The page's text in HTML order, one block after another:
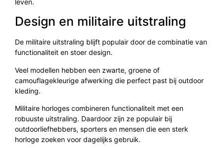
Design en militaire uitstraling
De militaire uitstraling blijft populair door de combinatie van
functionaliteit en stoer design.
Veel modellen hebben een zwarte, groene of
camouflagekleurige afwerking die perfect past bij outdoor
kleding.
Militaire horloges combineren functionaliteit met een
robuuste uitstraling. Daardoor zijn ze populair bij
outdoorliefhebbers, sporters en mensen die een sterk
horloge zoeken voor dagelijks gebruik.